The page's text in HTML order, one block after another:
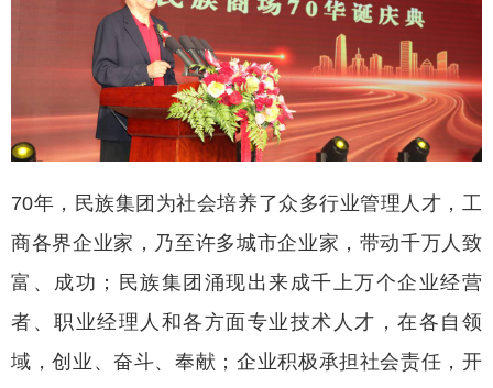
70年，民族集团为社会培养了众多行业管理人才，工
商各界企业家，乃至许多城市企业家，带动千万人致
富、成功；民族集团涌现出来成千上万个企业经营
者、职业经理人和各方面专业技术人才，在各自领
域，创业、奋斗、奉献；企业积极承担社会责任，开